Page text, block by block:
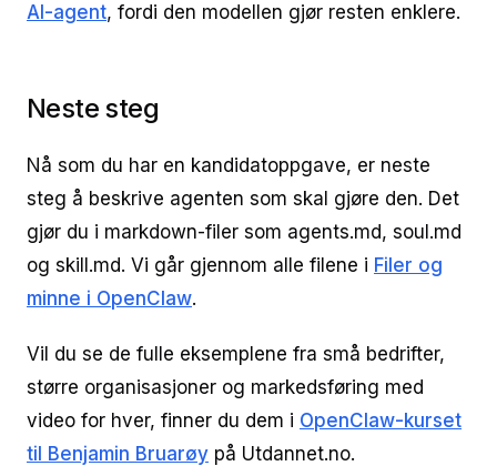
AI-agent, fordi den modellen gjør resten enklere.
Neste steg
Nå som du har en kandidatoppgave, er neste
steg å beskrive agenten som skal gjøre den. Det
gjør du i markdown-filer som agents.md, soul.md
og skill.md. Vi går gjennom alle filene i Filer og
minne i OpenClaw.
Vil du se de fulle eksemplene fra små bedrifter,
større organisasjoner og markedsføring med
video for hver, finner du dem i OpenClaw-kurset
til Benjamin Bruarøy på Utdannet.no.